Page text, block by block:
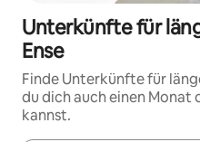
Unterkünfte für
Ense
Finde Unterkünfte für
du dich auch einen Monat
kannst.